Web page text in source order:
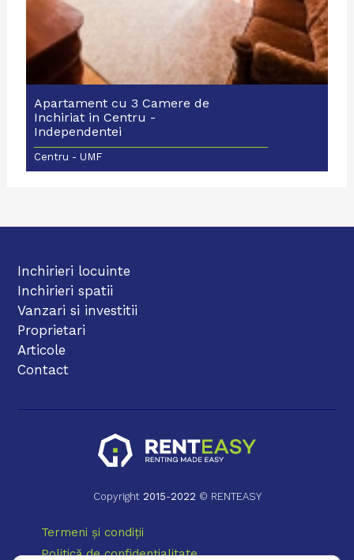
Apartament cu 3 Camere de
Inchiriat in Centru -
Independentei
Centru - UMF
Inchirieri locuinte
Inchirieri spatii
Vanzari si investitii
Proprietari
Articole
Contact
Copyright 2015-2022 © RENTEASY
Termeni și condiții
Politică de confidențialitate